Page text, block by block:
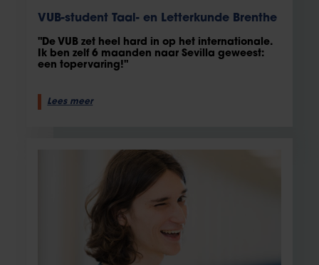
VUB-student Taal- en Letterkunde Brenthe
"De VUB zet heel hard in op het internationale.
Ik ben zelf 6 maanden naar Sevilla geweest:
een topervaring!"
Lees meer